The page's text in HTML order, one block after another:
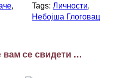
Tags: Личности
Небојша Глоговац
се свидети …